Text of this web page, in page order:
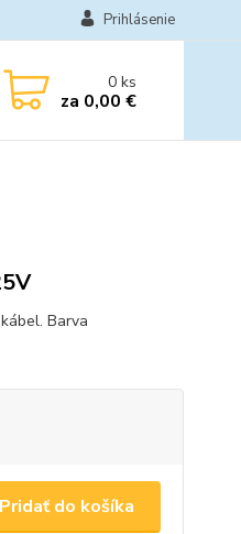
Prihlásenie
0ks
za 0,00 €
Barva
Pridať do košíka